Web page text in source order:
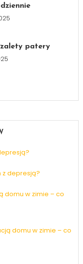
patery
z depresją?
domu w zimie – co
domu w zimie – co